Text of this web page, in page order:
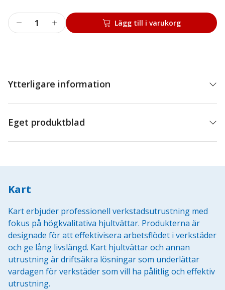
Tank
300,
Lägg till i varukorg
Ytterligare information
Eget produktblad
Kart
Kart erbjuder professionell verkstadsutrustning med
fokus på högkvalitativa hjultvättar. Produkterna är
designade för att effektivisera arbetsflödet i verkstäder
och ge lång livslängd. Kart hjultvättar och annan
utrustning är driftsäkra lösningar som underlättar
vardagen för verkstäder som vill ha pålitlig och effektiv
utrustning.